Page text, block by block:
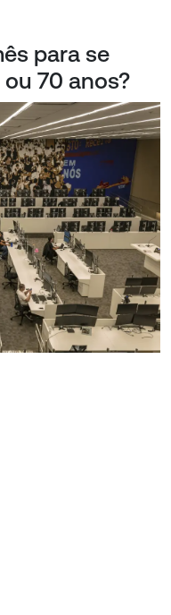
para se
70 anos?